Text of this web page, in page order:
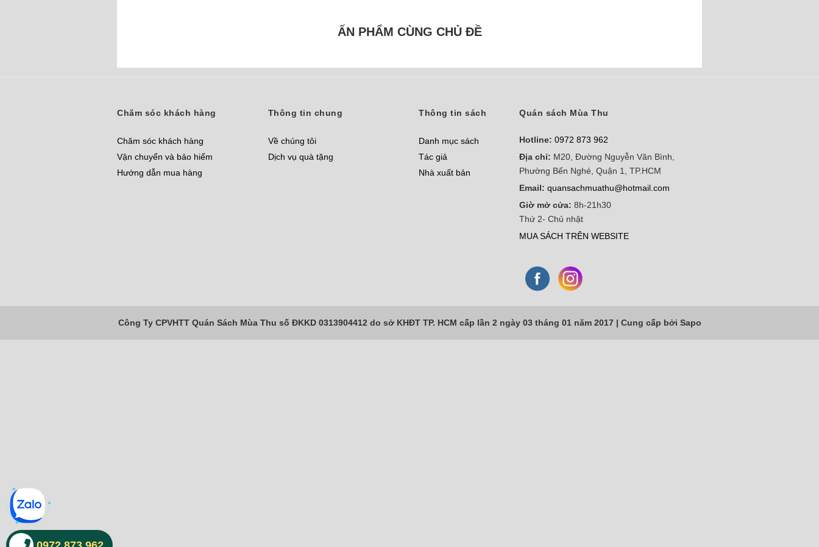
ẤN PHẨM CÙNG CHỦ ĐỀ
Chăm sóc khách hàng
Chăm sóc khách hàng
Vận chuyển và bảo hiểm
Hướng dẫn mua hàng
Thông tin chung
Về chúng tôi
Dịch vụ quà tặng
Thông tin sách
Danh mục sách
Tác giả
Nhà xuất bản
Quán sách Mùa Thu
Hotline: 0972 873 962
Địa chỉ: M20, Đường Nguyễn Văn Bình,
Phường Bến Nghé, Quận 1, TP.HCM
Email: quansachmuathu@hotmail.com
Giờ mở cửa: 8h-21h30
Thứ 2- Chủ nhật
MUA SÁCH TRÊN WEBSITE
Công Ty CPVHTT Quán Sách Mùa Thu số ĐKKD 0313904412 do sở KHĐT TP. HCM cấp lần 2 ngày 03 tháng 01 năm 2017 | Cung cấp bởi Sapo